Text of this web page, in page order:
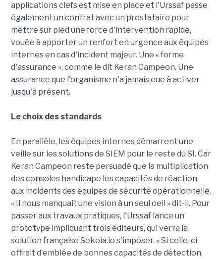
applications clefs est mise en place et l'Urssaf passe
également un contrat avec un prestataire pour
mettre sur pied une force d'intervention rapide,
vouée à apporter un renfort en urgence aux équipes
internes en cas d'incident majeur. Une « forme
d'assurance », comme le dit Keran Campeon. Une
assurance que l'organisme n'a jamais eue à activer
jusqu'à présent.
Le choix des standards
En parallèle, les équipes internes démarrent une
veille sur les solutions de SIEM pour le reste du SI. Car
Keran Campeon reste persuadé que la multiplication
des consoles handicape les capacités de réaction
aux incidents des équipes de sécurité opérationnelle.
« Il nous manquait une vision à un seul oeil » dit-il. Pour
passer aux travaux pratiques, l'Urssaf lance un
prototype impliquant trois éditeurs, qui verra la
solution française Sekoia.io s'imposer. « Si celle-ci
offrait d'emblée de bonnes capacités de détection,